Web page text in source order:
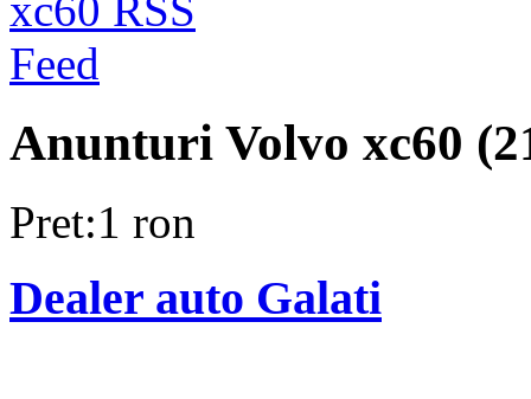
Anunturi Volvo xc60
Pret:1 ron
Dealer auto Galati